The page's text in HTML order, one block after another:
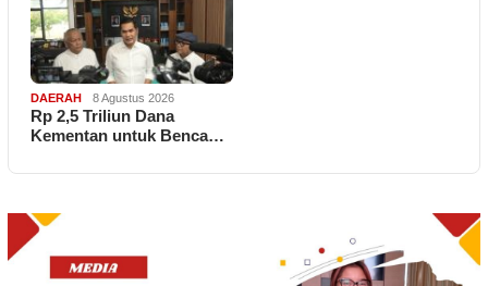
DAERAH 8 Agustus 2026
Rp 2,5 Triliun Dana
Kementan untuk Benca…